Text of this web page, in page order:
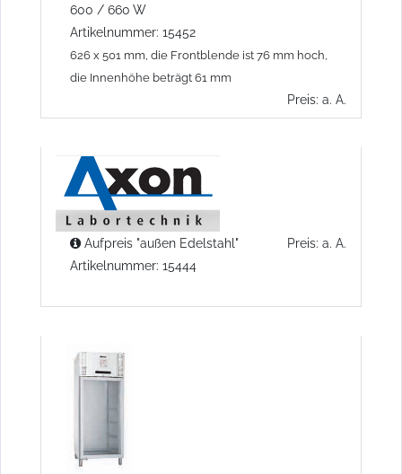
600 / 660 W
Artikelnummer: 15452
626 x 501 mm, die Frontblende ist 76 mm hoch,
die Innenhöhe beträgt 61 mm
Preis: a. A.
Aufpreis "außen Edelstahl"
Artikelnummer: 15444
Preis: a. A.